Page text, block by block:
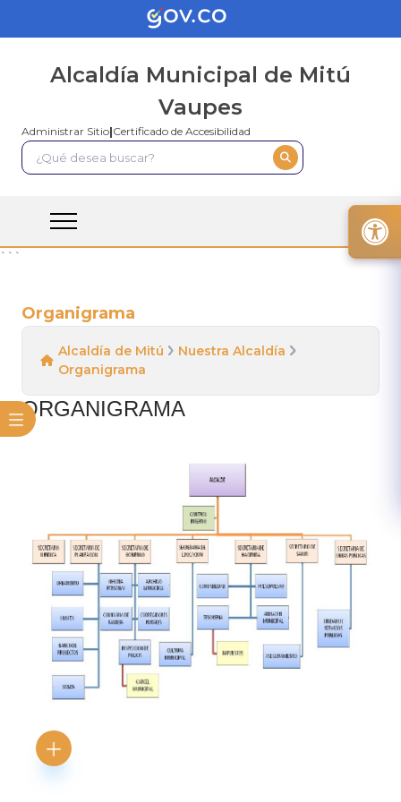
Alcaldía Municipal de Mitú
Vaupes
Administrar Sitio|Certificado de Accesibilidad
```
Organigrama
Alcaldía de Mitú
Nuestra Alcaldía
Organigrama
​ORG​ANIG​RAMA